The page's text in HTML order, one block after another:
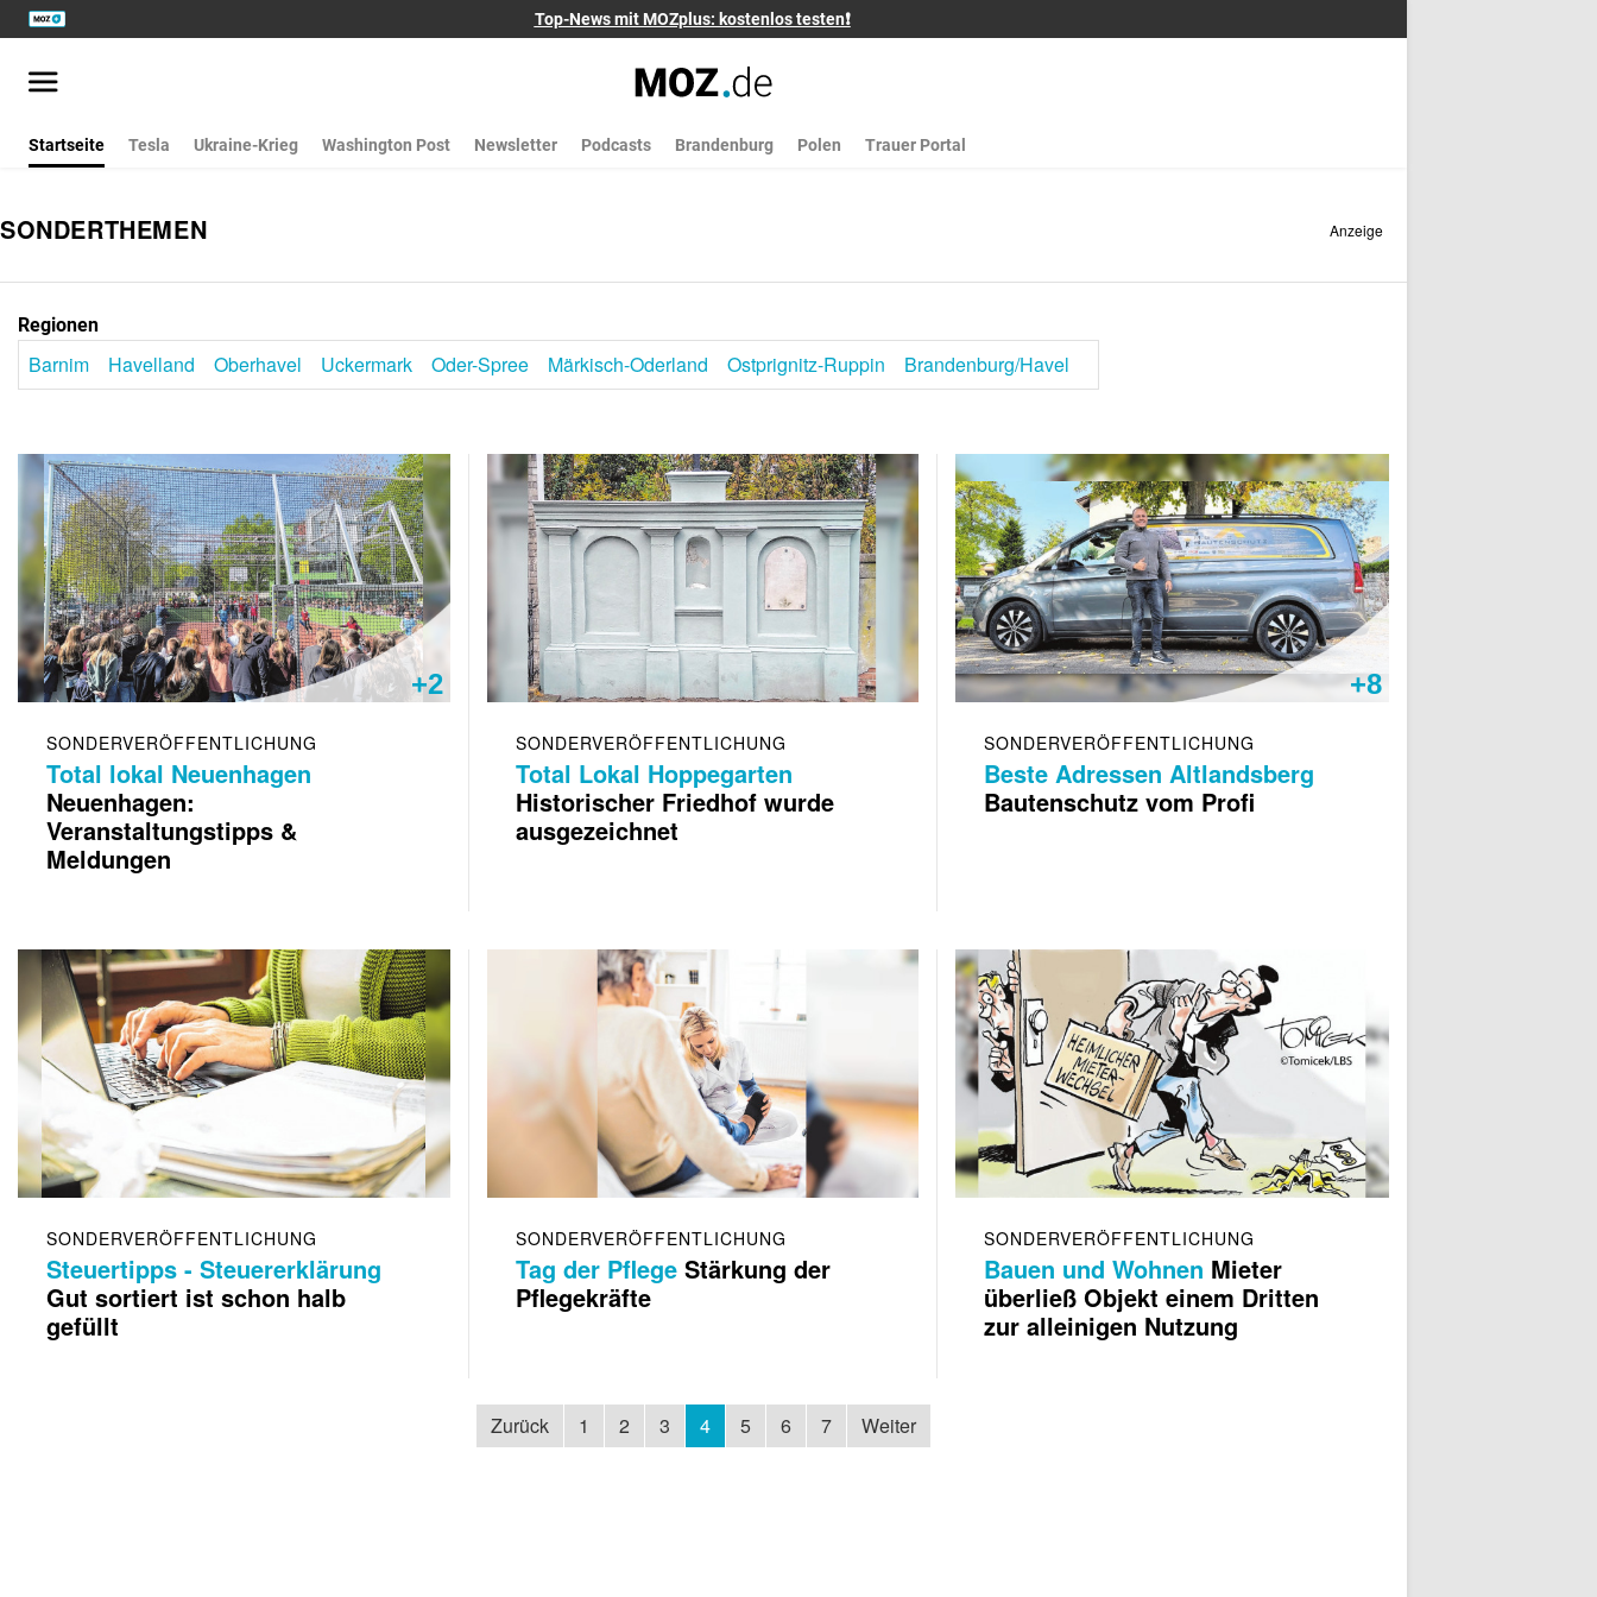
Top-News mit MOZplus: kostenlos testen❗
Startseite Tesla Ukraine-Krieg Washington Post Newsletter Podcasts Brandenburg Polen Trauer Portal
SONDERTHEMEN Anzeige
Regionen
Barnim Havelland Oberhavel Uckermark Oder-Spree Märkisch-Oderland Ostprignitz-Ruppin Brandenburg/Havel
+2
SONDERVERÖFFENTLICHUNG
Total lokal Neuenhagen
Neuenhagen:
Veranstaltungstipps &
Meldungen
SONDERVERÖFFENTLICHUNG
Total Lokal Hoppegarten
Historischer Friedhof wurde
ausgezeichnet
+8
SONDERVERÖFFENTLICHUNG
Beste Adressen Altlandsberg
Bautenschutz vom Profi
SONDERVERÖFFENTLICHUNG
Steuertipps - Steuererklärung
Gut sortiert ist schon halb
gefüllt
SONDERVERÖFFENTLICHUNG
Tag der Pflege Stärkung der
Pflegekräfte
SONDERVERÖFFENTLICHUNG
Bauen und Wohnen Mieter
überließ Objekt einem Dritten
zur alleinigen Nutzung
Zurück 1 2 3 4 5 6 7 Weiter